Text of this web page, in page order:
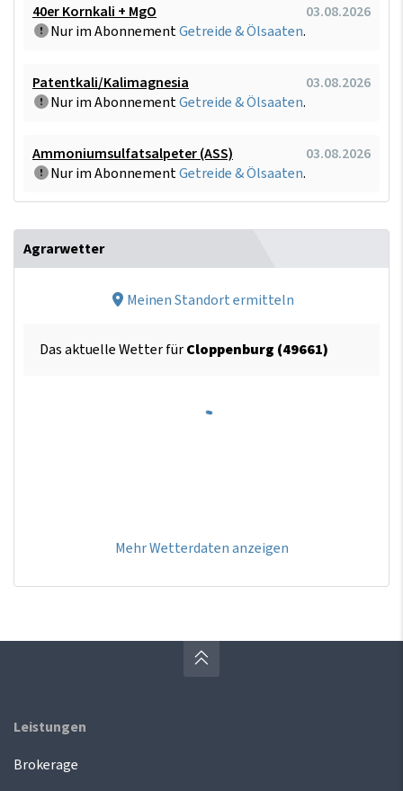
40er Kornkali + MgO
03.08.2026
Nur im AbonnementGetreide & Ölsaaten.
Patentkali/Kalimagnesia
03.08.2026
Nur im AbonnementGetreide & Ölsaaten.
Ammoniumsulfatsalpeter (ASS)
03.08.2026
Nur im AbonnementGetreide & Ölsaaten.
Agrarwetter
Meinen Standort ermitteln
Das aktuelle Wetter fürCloppenburg (49661)
Mehr Wetterdaten anzeigen
Leistungen
Brokerage